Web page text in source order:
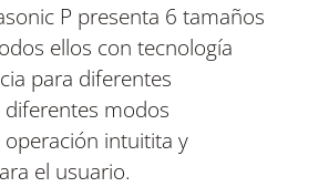
P presenta 6 tamaños
ellos con tecnología
para diferentes
diferentes modos
intuitita y
el usuario.